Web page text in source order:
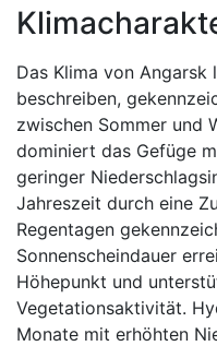
Das Klima von
beschreiben,
zwischen Sommer und
dominiert das Gefüge
geringer
Jahreszeit durch eine
Regentagen
Sonnenscheindauer
Höhepunkt und
Vegetationsaktivität.
Monate mit erhöhten